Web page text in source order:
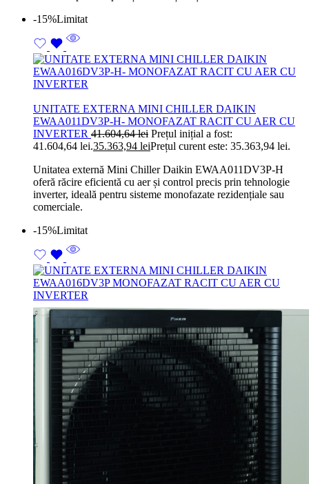
-15%Limitat
UNITATE EXTERNA MINI CHILLER DAIKIN
EWAA011DV3P-H- MONOFAZAT RACIT CU AER CU
INVERTER 41.604,64lei Prețul inițial a fost:
41.604,64 lei.35.363,94 leiPrețul curent este: 35.363,94 lei.
Unitatea externă Mini Chiller Daikin EWAA011DV3P-H
oferă răcire eficientă cu aer și control precis prin tehnologie
inverter, ideală pentru sisteme monofazate rezidențiale sau
comerciale.
-15%Limitat